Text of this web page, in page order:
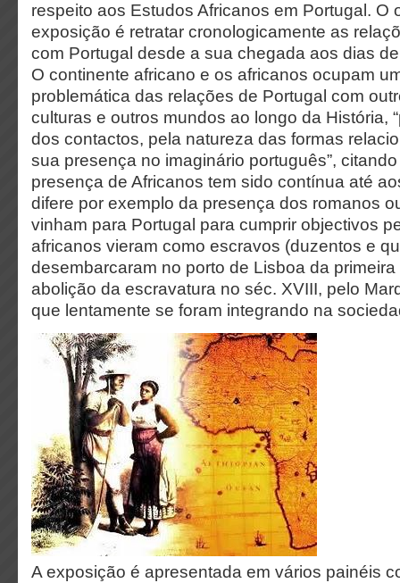
respeito aos Estudos Africanos em Portugal. O
exposição é retratar cronologicamente as
com Portugal desde a sua chegada aos dias
O continente africano e os africanos ocupam
problemática das relações de Portugal com
culturas e outros mundos ao longo da História,
dos contactos, pela natureza das formas
sua presença no imaginário português”,
presença de Africanos tem sido contínua até
difere por exemplo da presença dos romanos
vinham para Portugal para cumprir objectivos
africanos vieram como escravos (duzentos e
desembarcaram no porto de Lisboa da
abolição da escravatura no séc. XVIII, pelo
que lentamente se foram integrando na
A exposição é apresentada em vários painéis